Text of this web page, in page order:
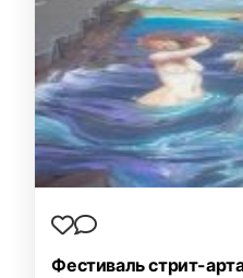
Фестиваль стрит-